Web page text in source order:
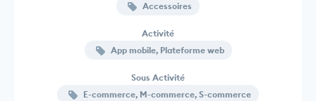
Accessoires
Activité
App mobile, Plateforme web
Sous Activité
E-commerce, M-commerce, S-commerce